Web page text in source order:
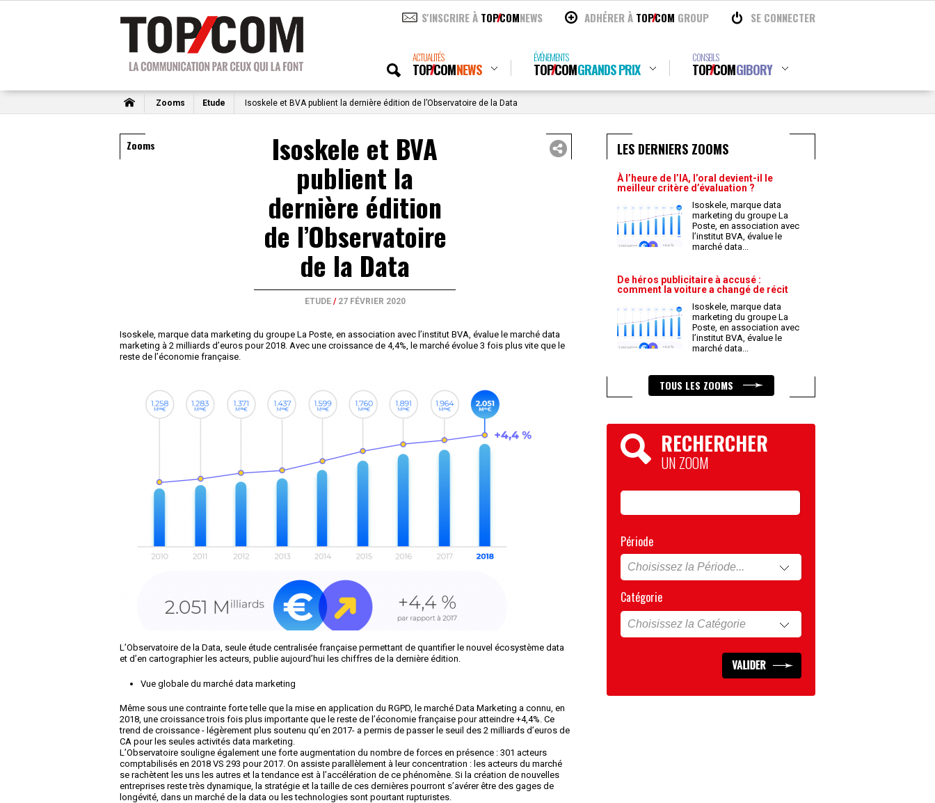
S'INSCRIRE À TOPCOMNEWS ADHÉRER À TOPCOM GROUP SE CONNECTER
ACTUALITÉS
TOPCOMNEWS
ÉVÉNEMENTS
TOPCOMGRANDS PRIX
CONSEILS
TOPCOMGIBORY
Zooms Etude Isoskele et BVA publient la dernière édition de l’Observatoire de la Data
Zooms Isoskele et BVA
publient la
dernière édition
de l’Observatoire
de la Data
ETUDE/ 27 FÉVRIER 2020
Isoskele, marque data marketing du groupe La Poste, en association avec l’institut BVA, évalue le marché data
marketing à 2 milliards d’euros pour 2018. Avec une croissance de 4,4%, le marché évolue 3 fois plus vite que le
reste de l’économie française.
L’Observatoire de la Data, seule étude centralisée française permettant de quantifier le nouvel écosystème data
et d’en cartographier les acteurs, publie aujourd’hui les chiffres de la dernière édition.
Vue globale du marché data marketing
Même sous une contrainte forte telle que la mise en application du RGPD, le marché Data Marketing a connu, en
2018, une croissance trois fois plus importante que le reste de l’économie française pour atteindre +4,4%. Ce
trend de croissance - légèrement plus soutenu qu’en 2017- a permis de passer le seuil des 2 milliards d’euros de
CA pour les seules activités data marketing.
L’Observatoire souligne également une forte augmentation du nombre de forces en présence : 301 acteurs
comptabilisés en 2018 VS 293 pour 2017. On assiste parallèlement à leur concentration : les acteurs du marché
se rachètent les uns les autres et la tendance est à l’accélération de ce phénomène. Si la création de nouvelles
entreprises reste très dynamique, la stratégie et la taille de ces dernières pourront s’avérer être des gages de
longévité, dans un marché de la data ou les technologies sont pourtant rupturistes.
LES DERNIERS ZOOMS
À l’heure de l’IA, l’oral devient-il le
meilleur critère d’évaluation ?
Isoskele, marque data
marketing du groupe La
Poste, en association avec
l’institut BVA, évalue le
marché data...
De héros publicitaire à accusé :
comment la voiture a changé de récit
Isoskele, marque data
marketing du groupe La
Poste, en association avec
l’institut BVA, évalue le
marché data...
TOUS LES ZOOMS
RECHERCHER
UN ZOOM
Période
Catégorie